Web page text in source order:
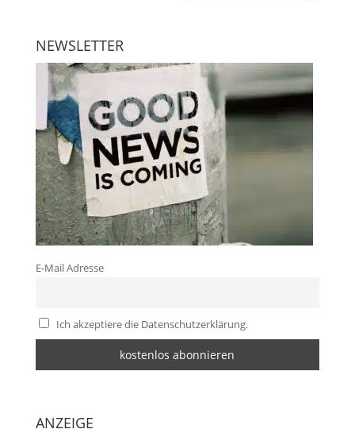
NEWSLETTER
E-Mail Adresse
Ich akzeptiere die Datenschutzerklärung.
ANZEIGE